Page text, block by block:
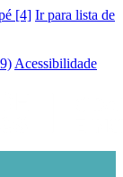
[4] Ir para lista de
Acessibilidade